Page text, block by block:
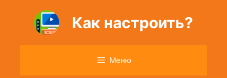
содержимому
Как настроить?
Меню